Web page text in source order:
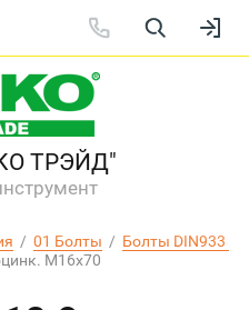
ТРЭЙД"
  /
01 Болты
  /
Болты DIN933
оцинк. М16х70